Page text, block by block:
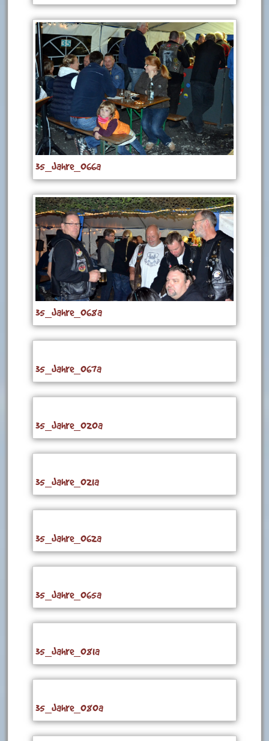
35_Jahre_066a
35_Jahre_068a
35_Jahre_067a
35_Jahre_020a
35_Jahre_021a
35_Jahre_062a
35_Jahre_065a
35_Jahre_081a
35_Jahre_080a